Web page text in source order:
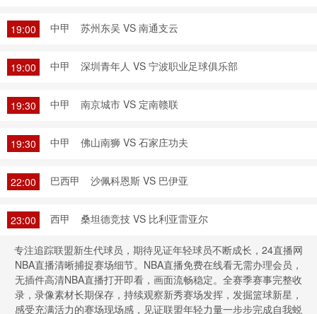
19:00 中甲 苏州东吴 VS 南通支云
19:00 中甲 深圳青年人 VS 宁波职业足球俱乐部
19:30 中甲 南京城市 VS 定南赣联
19:30 中甲 佛山南狮 VS 石家庄功夫
22:00 巴西甲 沙佩科恩斯 VS 巴伊亚
23:00 西甲 桑坦德竞技 VS 比利亚雷亚尔
专注追踪联盟新生代球员，期待见证年轻球员不断成长，24直播网
NBA直播清晰捕捉赛场细节。NBA直播免费在线看无需办理会员，
无插件高清NBA直播打开即看，画面流畅稳定。全赛季赛事完整收
录，录像素材长期保存，持续观察新秀赛场发挥，发掘篮球新星，
感受充满活力的赛场现场感，见证联盟年轻力量一步步完成自我蜕